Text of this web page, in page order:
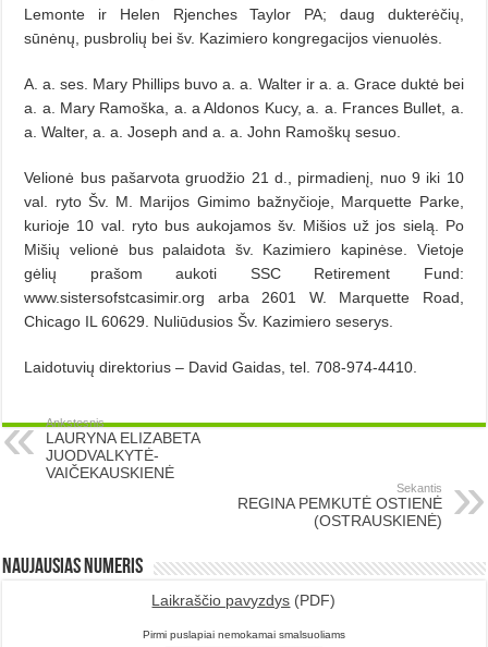
Lemonte ir Helen Rjenches Taylor PA; daug dukterėčių,
sūnėnų, pusbrolių bei šv. Kazimiero kongregacijos vienuolės.
A. a. ses. Mary Phillips buvo a. a. Walter ir a. a. Grace duktė bei
a. a. Mary Ramoška, a. a Aldonos Kucy, a. a. Frances Bullet, a.
a. Walter, a. a. Joseph and a. a. John Ramoškų sesuo.
Velionė bus pašarvota gruodžio 21 d., pirmadienį, nuo 9 iki 10
val. ryto Šv. M. Marijos Gimimo bažnyčioje, Marquette Parke,
kurioje 10 val. ryto bus aukojamos šv. Mišios už jos sielą. Po
Mišių velionė bus palaidota šv. Kazimiero kapinėse. Vietoje
gėlių prašom aukoti SSC Retirement Fund:
www.sistersofstcasimir.org arba 2601 W. Marquette Road,
Chicago IL 60629. Nuliūdusios Šv. Kazimiero seserys.
Laidotuvių direktorius – David Gaidas, tel. 708-974-4410.
Ankstesnis
LAURYNA ELIZABETA
JUODVALKYTĖ-
VAIČEKAUSKIENĖ
Sekantis
REGINA PEMKUTĖ OSTIENĖ
(OSTRAUSKIENĖ)
Naujausias numeris
Laikraščio pavyzdys (PDF)
Pirmi puslapiai nemokamai smalsuoliams